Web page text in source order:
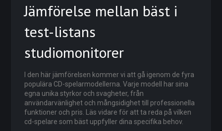
Jämförelse mellan bäst i
test-listans
studiomonitorer
I den här jämförelsen kommer vi att gå igenom de fyra
populära CD-spelarmodellerna. Varje modell har sina
egna unika styrkor och svagheter, från
användarvänlighet och mångsidighet till professionella
funktioner och pris. Läs vidare för att ta reda på vilken
cd-spelare som bäst uppfyller dina specifika behov.